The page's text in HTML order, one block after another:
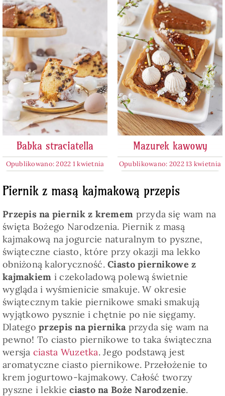
Babka straciatella
Opublikowano: 2022 1 kwietnia
Mazurek kawowy
Opublikowano: 2022 13 kwietnia
Piernik z masą kajmakową przepis
Przepis na piernik z kremem przyda się wam na
święta Bożego Narodzenia. Piernik z masą
kajmakową na jogurcie naturalnym to pyszne,
świąteczne ciasto, które przy okazji ma lekko
obniżoną kaloryczność.Ciasto piernikowe z
kajmakiem i czekoladową polewą świetnie
wygląda i wyśmienicie smakuje. W okresie
świątecznym takie piernikowe smaki smakują
wyjątkowo pysznie i chętnie po nie sięgamy.
Dlategoprzepis na piernikaprzyda się wam na
pewno! To ciasto piernikowe to taka świąteczna
wersja ciasta Wuzetka. Jego podstawą jest
aromatyczne ciasto piernikowe. Przełożenie to
krem jogurtowo-kajmakowy. Całość tworzy
pyszne i lekkieciasto na Boże Narodzenie.